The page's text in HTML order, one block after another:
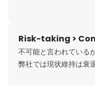
各々が互いをリスペク
挑戦していきます！
Risk-taking >
不可能と言われている
弊社では現状維持は衰